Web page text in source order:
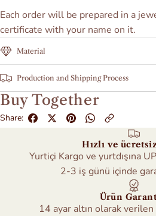
Each order will be prepared in a
certificate with your name on it.
Material
Production and Shipping Process
Buy Together
Share:
Hızlı ve
Yurtiçi Kargo ve yurtdışına
2-3 iş günü içinde
Ürün
14 ayar altın olarak